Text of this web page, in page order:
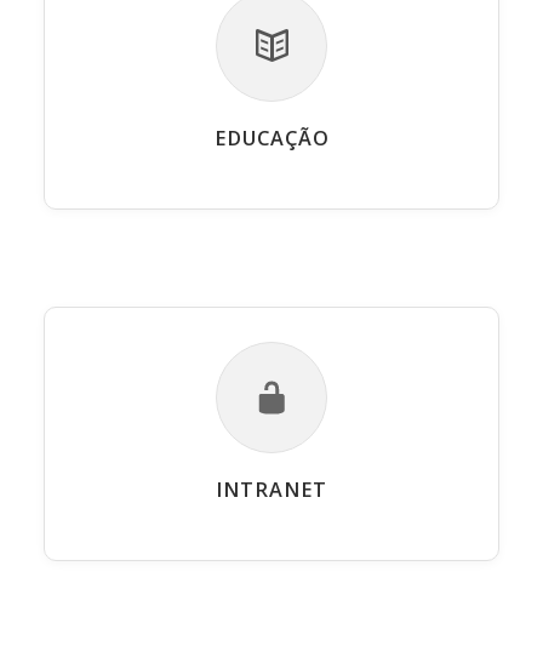
EDUCAÇÃO
INTRANET